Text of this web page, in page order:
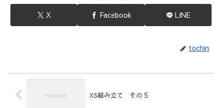
X Facebook LINE
tochin
XS組み立て その５